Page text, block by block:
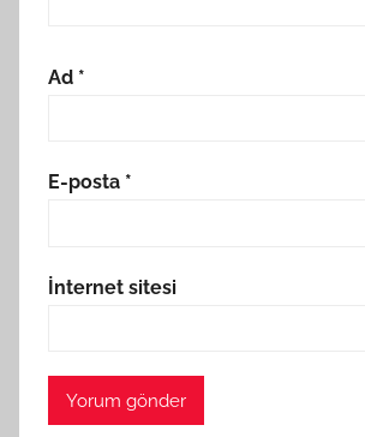
Ad *
E-posta *
İnternet sitesi